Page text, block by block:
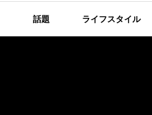
話題 ライフスタイル